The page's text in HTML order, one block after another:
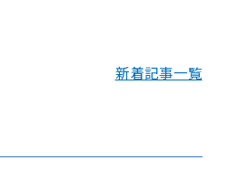
新着記事一覧